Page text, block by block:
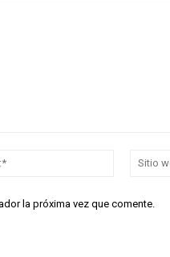
Correo
la próxima vez que comente.